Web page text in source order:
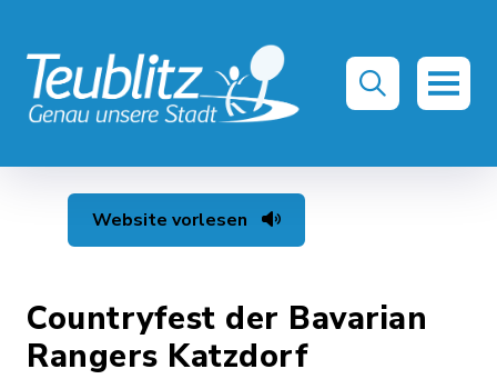
Website vorlesen
Countryfest der Bavarian
Rangers Katzdorf